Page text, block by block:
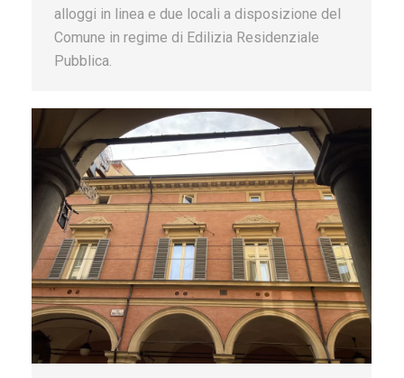
alloggi in linea e due locali a disposizione del
Comune in regime di Edilizia Residenziale
Pubblica.